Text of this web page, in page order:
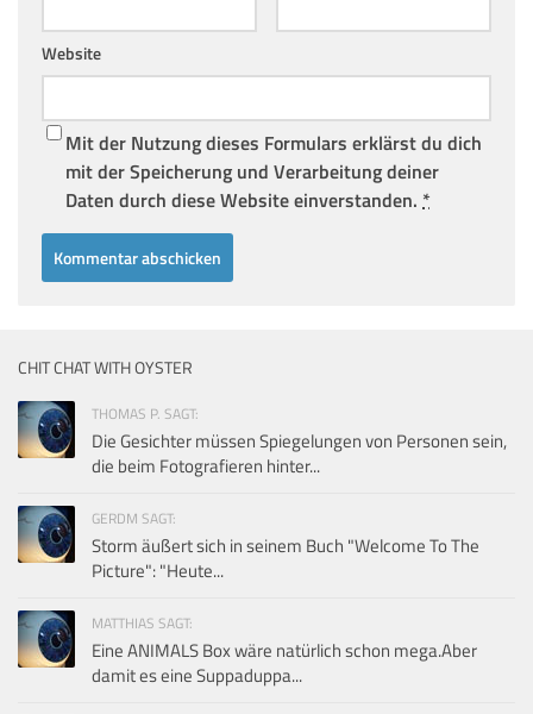
Website
Mit der Nutzung dieses Formulars erklärst du dich
mit der Speicherung und Verarbeitung deiner
Daten durch diese Website einverstanden. *
CHIT CHAT WITH OYSTER
THOMAS P. SAGT:
Die Gesichter müssen Spiegelungen von Personen sein,
die beim Fotografieren hinter...
GERDM SAGT:
Storm äußert sich in seinem Buch "Welcome To The
Picture": "Heute...
MATTHIAS SAGT:
Eine ANIMALS Box wäre natürlich schon mega.Aber
damit es eine Suppaduppa...